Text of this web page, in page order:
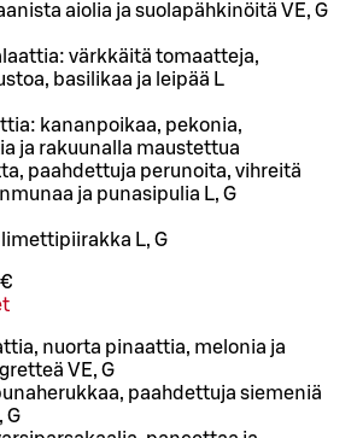
aiolia ja suolapähkinöitä VE, G
värkkäitä tomaatteja,
basilikaa ja leipää L
kananpoikaa, pekonia,
ja rakuunalla maustettua
paahdettuja perunoita, vihreitä
ja punasipulia L, G
limettipiirakka L, G
nuorta pinaattia, melonia ja
VE, G
paahdettuja siemeniä
G